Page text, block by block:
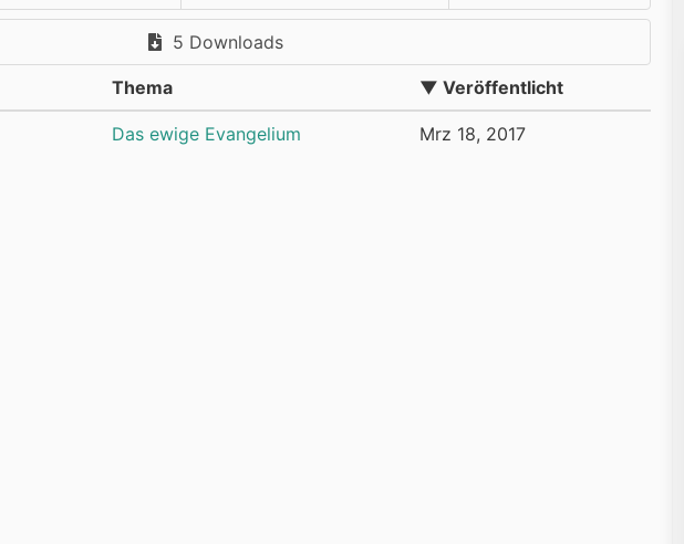
5 Downloads
Thema ▼ Veröffentlicht
Das ewige Evangelium Mrz 18, 2017